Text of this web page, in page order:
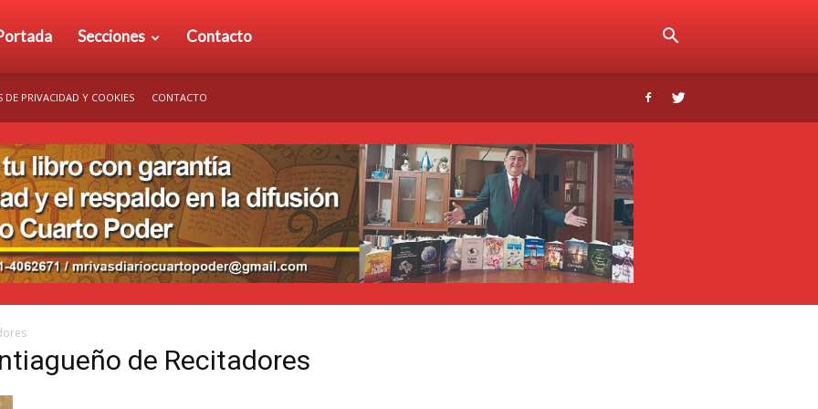
Secciones Contacto
DE PRIVACIDAD Y COOKIES CONTACTO
de Recitadores